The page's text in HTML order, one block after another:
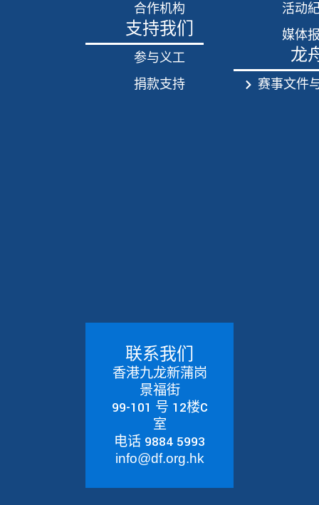
合作机构
支持我们
参与义工
捐款支持
活动
媒体
龙
赛事文件
联系我们
香港九龙新蒲岗
景福街
99-101 号 12楼C
室
电话 9884 5993
info@df.org.hk